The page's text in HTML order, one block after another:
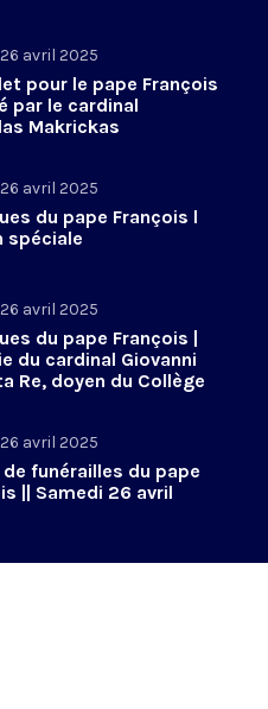
avril 2025
pour le pape François
par le cardinal
Makrickas
avril 2025
du pape François l
spéciale
avril 2025
du pape François |
du cardinal Giovanni
Re, doyen du Collège
avril 2025
de funérailles du pape
|| Samedi 26 avril